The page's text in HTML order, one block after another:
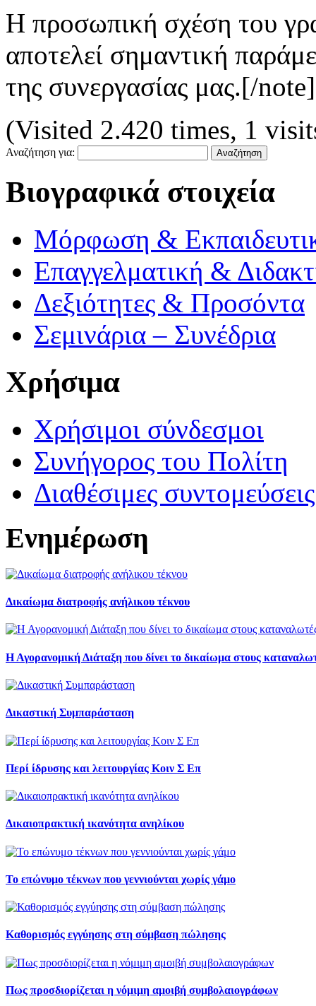
Η προσωπική σχέση του
αποτελεί σημαντική
της συνεργασίας μας.[/note]
(Visited 2.420 times, 1
Αναζήτηση για:
Βιογραφικά στοιχεία
Μόρφωση &
Επαγγελματική &
Δεξιότητες & Προσόντα
Σεμινάρια – Συνέδρια
Χρήσιμα
Χρήσιμοι σύνδεσμοι
Συνήγορος του Πολίτη
Διαθέσιμες
Ενημέρωση
Δικαίωμα διατροφής ανήλικου τέκνου
Η Αγορανομική Διάταξη που δίνει το δικαίωμα στους
Δικαστική Συμπαράσταση
Περί ίδρυσης και λειτουργίας Κοιν Σ Επ
Δικαιοπρακτική ικανότητα ανηλίκου
Το επώνυμο τέκνων που γεννιούνται χωρίς γάμο
Καθορισμός εγγύησης στη σύμβαση πώλησης
Πως προσδιορίζεται η νόμιμη αμοιβή συμβολαιογράφων